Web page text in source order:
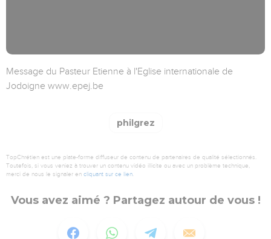
Message du Pasteur Etienne à l'Eglise internationale de
Jodoigne www.epej.be
philgrez
TopChrétien est une plate-forme diffuseur de contenu de partenaires de qualité sélectionnés.
Toutefois, si vous veniez à trouver un contenu vidéo illicite ou avec un problème technique,
merci de nous le signaler en cliquant sur ce lien
Vous avez aimé ? Partagez autour de vous !